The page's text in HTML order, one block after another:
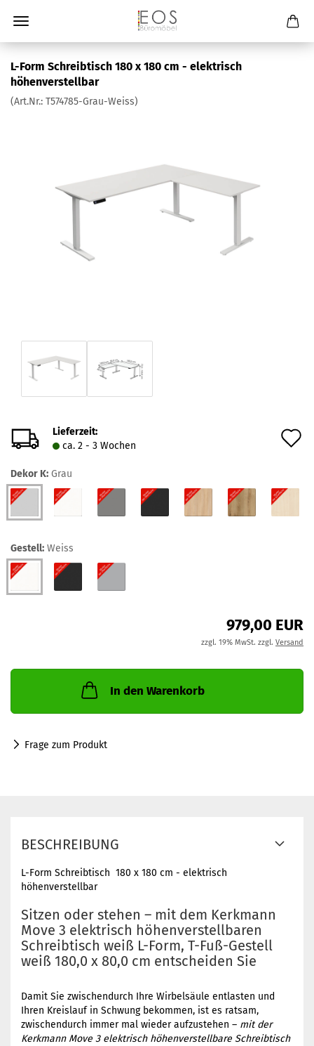
L-Form Schreibtisch 180 x 180 cm - elektrisch
höhenverstellbar
(Art.Nr.: T574785-Grau-Weiss)
Lieferzeit:
ca. 2 - 3 Wochen
Dekor K: Grau
Gestell: Weiss
979,00 EUR
zzgl. 19% MwSt. zzgl. Versand
In den Warenkorb
Frage zum Produkt
BESCHREIBUNG
L-Form Schreibtisch 180 x 180 cm - elektrisch
höhenverstellbar
Sitzen oder stehen – mit dem Kerkmann
Move 3 elektrisch höhenverstellbaren
Schreibtisch weiß L-Form, T-Fuß-Gestell
weiß 180,0 x 80,0 cm entscheiden Sie
Damit Sie zwischendurch Ihre Wirbelsäule entlasten und
Ihren Kreislauf in Schwung bekommen, ist es ratsam,
zwischendurch immer mal wieder aufzustehen – mit der
Kerkmann Move 3 elektrisch höhenverstellbare Schreibtisch